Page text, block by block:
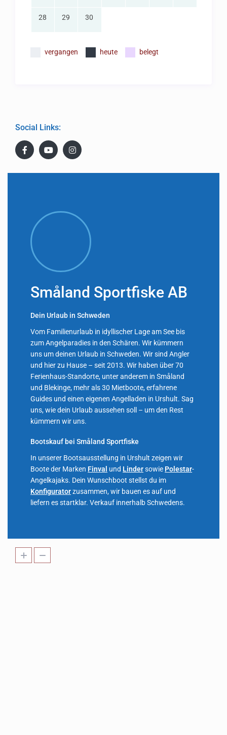
28 29 30
vergangen heute belegt
Social Links:
Småland Sportfiske AB
Dein Urlaub in Schweden
Vom Familienurlaub in idyllischer Lage am See bis
zum Angelparadies in den Schären. Wir kümmern
uns um deinen Urlaub in Schweden. Wir sind Angler
und hier zu Hause – seit 2013. Wir haben über 70
Ferienhaus-Standorte, unter anderem in Småland
und Blekinge, mehr als 30 Mietboote, erfahrene
Guides und einen eigenen Angelladen in Urshult. Sag
uns, wie dein Urlaub aussehen soll – um den Rest
kümmern wir uns.
Bootskauf bei Småland Sportfiske
In unserer Bootsausstellung in Urshult zeigen wir
Boote der Marken Finval und Lindersowie Polestar-
Angelkajaks. Dein Wunschboot stellst du im
Konfiguratorzusammen, wir bauen es auf und
liefern es startklar. Verkauf innerhalb Schwedens.